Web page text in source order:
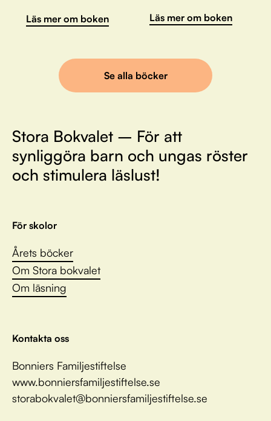
Läs mer om boken Läs mer om boken
Se alla böcker
Stora Bokvalet – För att
synliggöra barn och ungas röster
och stimulera läslust!
För skolor
Årets böcker
Om Stora bokvalet
Om läsning
Kontakta oss
Bonniers Familjestiftelse
www.bonniersfamiljestiftelse.se
storabokvalet@bonniersfamiljestiftelse.se